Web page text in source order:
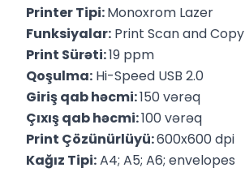
Printer Tipi: Monoxrom Lazer
Funksiyalar: Print Scan and Copy
Print Sürəti: 19 ppm
Qoşulma: Hi-Speed USB 2.0
Giriş qab həcmi: 150 vərəq
Çıxış qab həcmi: 100 vərəq
Print Çözünürlüyü: 600x600 dpi
Kağız Tipi: A4; A5; A6; envelopes